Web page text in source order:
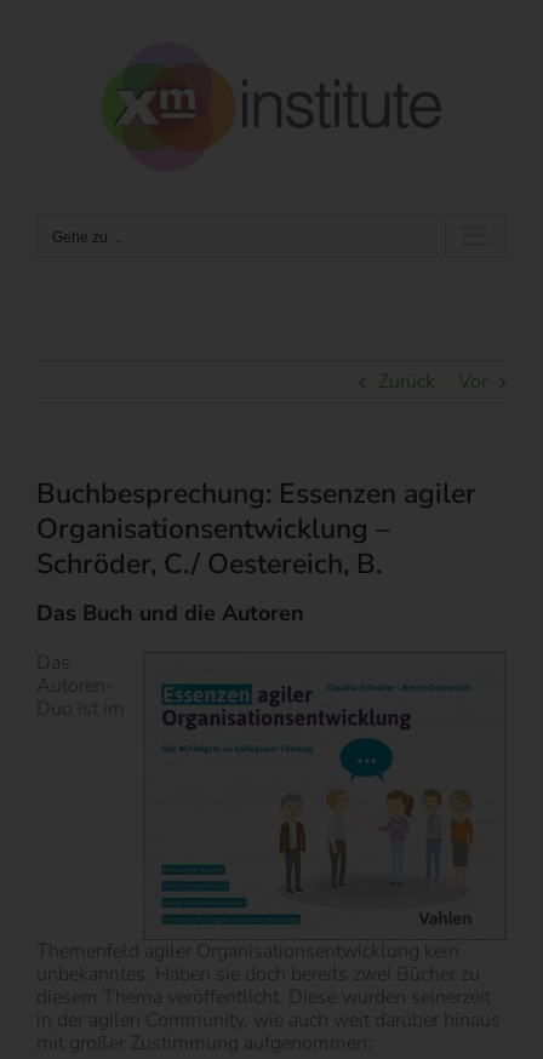
Gehe zu ...
Zurück Vor
Buchbesprechung: Essenzen agiler
Organisationsentwicklung –
Schröder, C./ Oestereich, B.
Das Buch und die Autoren
Das
Autoren-
Duo ist im
Themenfeld agiler Organisationsentwicklung kein
unbekanntes. Haben sie doch bereits zwei Bücher zu
diesem Thema veröffentlicht. Diese wurden seinerzeit
in der agilen Community, wie auch weit darüber hinaus
mit großer Zustimmung aufgenommen: